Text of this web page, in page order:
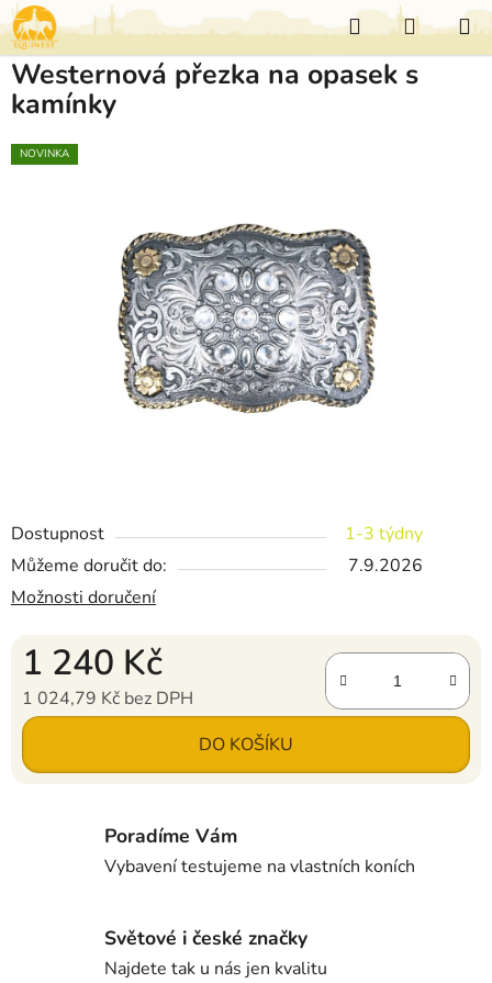
Přejít
na
obsah
Hledat
KOŠÍK
Dostupnost
1-3 týdny
Můžeme doručit do:
7.9.2026
Možnosti doručení
1 240 Kč
1 024,79 Kč bez DPH
Měrná cena: DO KOŠÍKU
Westernová přezka na opasek s
kamínky
NOVINKA
Poradíme Vám
Vybavení testujeme na vlastních koních
Světové i české značky
Najdete tak u nás jen kvalitu